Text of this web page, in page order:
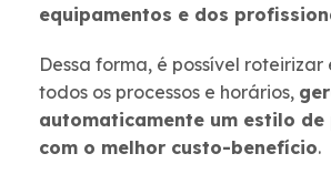
equipamentos e dos
Dessa forma, é possível
todos os processos e horários,
automaticamente um estilo de
com o melhor custo-benefício.